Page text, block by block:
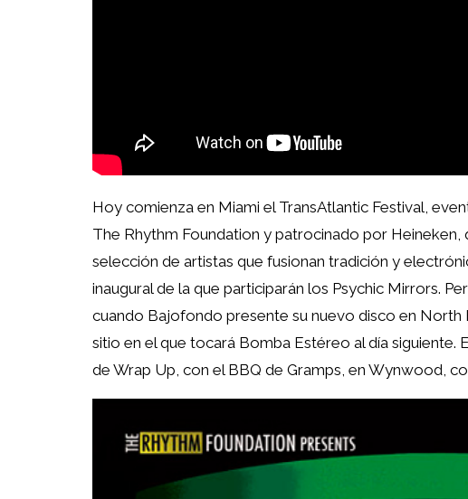
Hoy comienza en Miami el TransAtlantic Festival,
The Rhythm Foundation y patrocinado por Heineken,
selección de artistas que fusionan tradición y
inaugural de la que participarán los Psychic Mirrors.
cuando Bajofondo presente su nuevo disco en North
sitio en el que tocará Bomba Estéreo al día siguiente.
de Wrap Up, con el BBQ de Gramps, en Wynwood,